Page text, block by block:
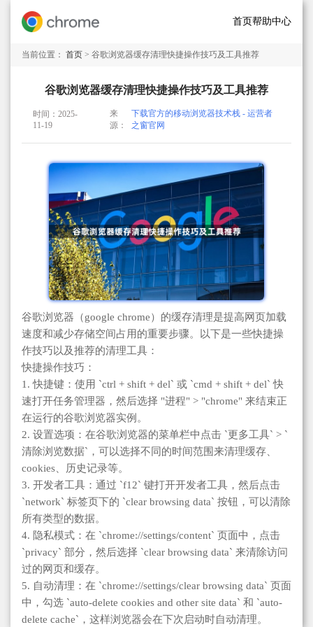
首页帮助中心
当前位置： 首页 > 谷歌浏览器缓存清理快捷操作技巧及工具推荐
谷歌浏览器缓存清理快捷操作技巧及工具推荐
时间：2025-
11-19
来
源：
下载官方的移动浏览器技术栈 - 运营者
之窗官网
谷歌浏览器（google chrome）的缓存清理是提高网页加载
速度和减少存储空间占用的重要步骤。以下是一些快捷操
作技巧以及推荐的清理工具：
快捷操作技巧：
1. 快捷键：使用 `ctrl + shift + del` 或 `cmd + shift + del` 快
速打开任务管理器，然后选择 "进程" > "chrome" 来结束正
在运行的谷歌浏览器实例。
2. 设置选项：在谷歌浏览器的菜单栏中点击 `更多工具` > `
清除浏览数据`，可以选择不同的时间范围来清理缓存、
cookies、历史记录等。
3. 开发者工具：通过 `f12` 键打开开发者工具，然后点击
`network` 标签页下的 `clear browsing data` 按钮，可以清除
所有类型的数据。
4. 隐私模式：在 `chrome://settings/content` 页面中，点击
`privacy` 部分，然后选择 `clear browsing data` 来清除访问
过的网页和缓存。
5. 自动清理：在 `chrome://settings/clear browsing data` 页面
中，勾选 `auto-delete cookies and other site data` 和 `auto-
delete cache`，这样浏览器会在下次启动时自动清理。